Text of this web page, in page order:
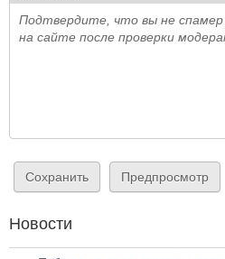
Подтвердите, что вы не
на сайте после проверки
Новости